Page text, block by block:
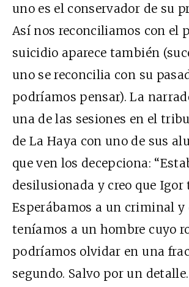
uno es el conservador de su
Así nos reconciliamos con el
suicidio aparece también
uno se reconcilia con su
podríamos pensar). La
una de las sesiones en el
de La Haya con uno de sus
que ven los decepciona:
desilusionada y creo que Igor
Esperábamos a un criminal y
teníamos a un hombre cuyo
podríamos olvidar en una
segundo. Salvo por un detalle.